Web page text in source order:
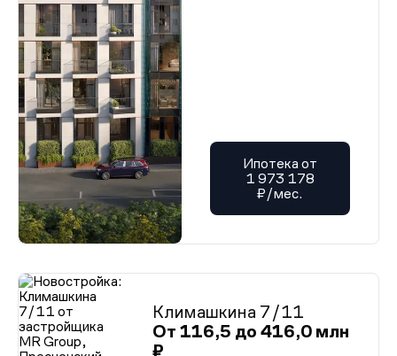
Ипотека от
1 973 178
₽/мес.
Климашкина 7/11
От 116,5 до 416,0 млн
₽